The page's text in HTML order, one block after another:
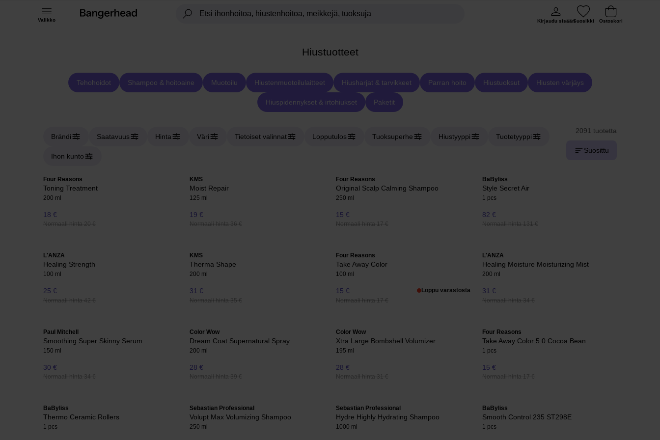
Valikko Kirjaudu sisäänSuosikki Ostoskori
Hiustuotteet
Tehohoidot Shampoo & hoitoaine Muotoilu Hiustenmuotoilulaitteet Hiusharjat & tarvikkeet Parran hoito Hiustuoksut Hiusten värjäys
Hiuspidennykset & irtohiukset Paketit
Brändi Saatavuus Hinta Väri Tietoiset valinnat Lopputulos Tuoksuperhe Hiustyyppi Tuotetyyppi
Ihon kunto
2091 tuotetta
Suosittu
Four Reasons
Toning Treatment
200 ml
18 €
Normaali hinta 20 €
KMS
Moist Repair
125 ml
19 €
Normaali hinta 36 €
Four Reasons
Original Scalp Calming Shampoo
250 ml
15 €
Normaali hinta 17 €
BaByliss
Style Secret Air
1 pcs
82 €
Normaali hinta 131 €
L'ANZA
Healing Strength
100 ml
25 €
Normaali hinta 42 €
KMS
Therma Shape
200 ml
31 €
Normaali hinta 35 €
Four Reasons
Take Away Color
100 ml
15 €
Normaali hinta 17 €
Loppu varastosta
L'ANZA
Healing Moisture Moisturizing Mist
200 ml
31 €
Normaali hinta 34 €
Paul Mitchell
Smoothing Super Skinny Serum
150 ml
30 €
Normaali hinta 34 €
Color Wow
Dream Coat Supernatural Spray
200 ml
28 €
Normaali hinta 39 €
Color Wow
Xtra Large Bombshell Volumizer
195 ml
28 €
Normaali hinta 31 €
Four Reasons
Take Away Color 5.0 Cocoa Bean
1 pcs
15 €
Normaali hinta 17 €
BaByliss
Thermo Ceramic Rollers
1 pcs
Sebastian Professional
Volupt Max Volumizing Shampoo
250 ml
Sebastian Professional
Hydre Highly Hydrating Shampoo
1000 ml
BaByliss
Smooth Control 235 ST298E
1 pcs